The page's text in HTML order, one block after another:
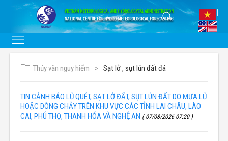
Thủy văn nguy hiểm Sạt lở , sụt lún đất đá
TIN CẢNH BÁO LŨ QUÉT, SẠT LỞ ĐẤT, SỤT LÚN ĐẤT DO MƯA LŨ
HOẶC DÒNG CHẢY TRÊN KHU VỰC CÁC TỈNH LAI CHÂU, LÀO
CAI, PHÚ THỌ, THANH HÓA VÀ NGHỆ AN ( 07/08/2026 07:20 )